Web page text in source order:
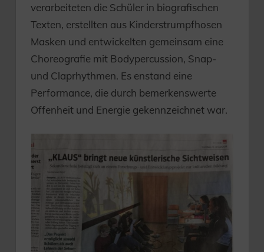
verarbeiteten die Schüler in biografischen
Texten, erstellten aus Kinderstrumpfhosen
Masken und entwickelten gemeinsam eine
Choreografie mit Bodypercussion, Snap-
und Claprhythmen. Es enstand eine
Performance, die durch bemerkenswerte
Offenheit und Energie gekennzeichnet war.